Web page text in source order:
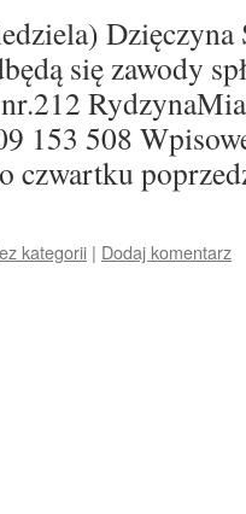
Dzięczyna
się zawody
153 508
czwartku
kategorii | Dodaj komentarz